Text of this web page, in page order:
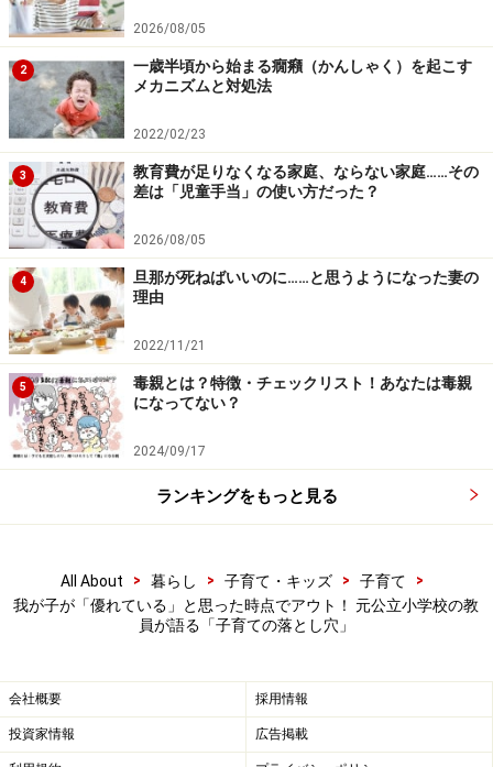
てしまって、努力する習慣がなくなる」などです。
子どもに負の強化が起きているときは、その行動が望ま
しくないことを冷静に伝えましょう。小さく習慣化する
ことでよい結果につなげていきます。
そして、伝えるだけでなく、子どもの習慣が改善される
ように親が頑張ることです。ここが非常に大事なのに、
伝えるだけで変わらないと嘆いている親御さんがとても
多いです。
子どもは子ども。あなたとは別の生き物です。子どもを
変えようとせず、自分の行動をどう変えられるか、そこ
だけを考えて生活しましょう。
して、「本当はあなたはできる子。大丈夫。一緒に頑張
「優れている」と思った時点でアウト
に比べて褒めてしまうかもしれません。それくらい、比
べることをコントロールすることは難しいです。
2026/08/05
2
一歳半頃から始まる癇癪（かんしゃく）を起こす
メカニズムと対処法
2022/02/23
3
教育費が足りなくなる家庭、ならない家庭……その
差は「児童手当」の使い方だった？
2026/08/05
4
旦那が死ねばいいのに……と思うようになった妻の
理由
2022/11/21
5
毒親とは？特徴・チェックリスト！あなたは毒親
になってない？
2024/09/17
ランキングをもっと見る
All About > 暮らし > 子育て・キッズ > 子育て
>
我が子が「優れている」と思った時点でアウト！ 元公立小学校の教
員が語る「子育ての落とし穴」
会社概要 採用情報
投資家情報 広告掲載